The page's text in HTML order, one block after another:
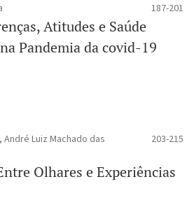
187-201
Atitudes e Saúde
Pandemia da covid-19
Luiz Machado das
203-215
Olhares e Experiências